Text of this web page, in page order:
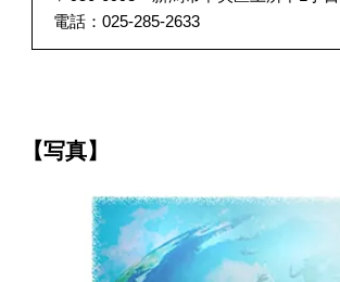
電話：025-285-2633
【写真】